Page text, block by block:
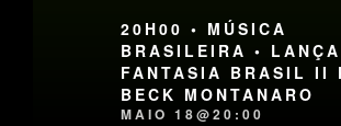
20H00 • MÚSICA
BRASILEIRA •
FANTASIA BRASIL II
BECK MONTANARO
MAIO 18@20:00